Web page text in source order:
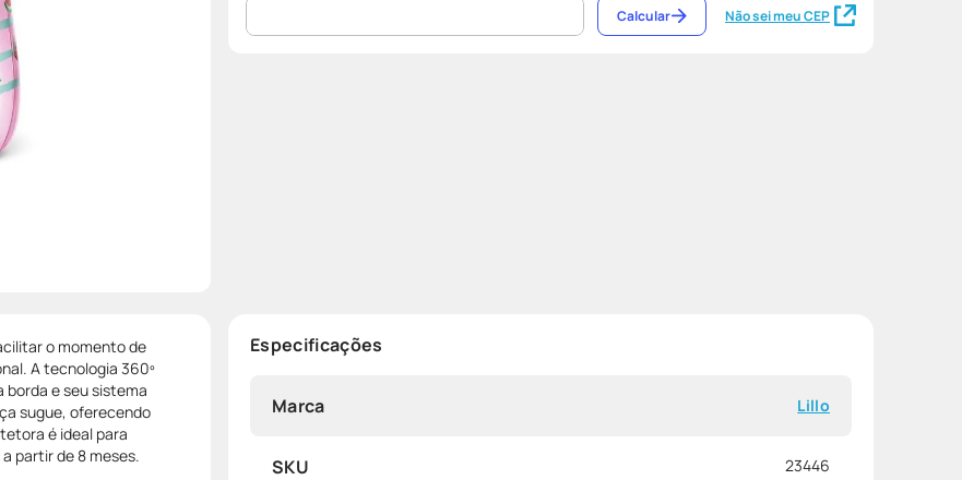
Não sei meu CEP
Calcular
o momento de
A tecnologia 360º
borda e seu sistema
sugue, oferecendo
é ideal para
partir de 8 meses.
Especificações
Marca Lillo
SKU 23446